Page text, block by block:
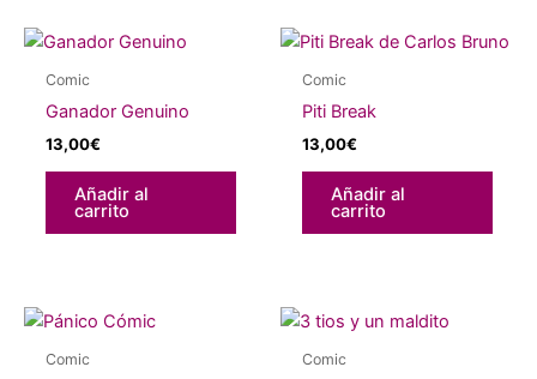
Comic
Ganador Genuino
13,00€
Añadir al
carrito
Comic
Piti Break
13,00€
Añadir al
carrito
Comic Comic